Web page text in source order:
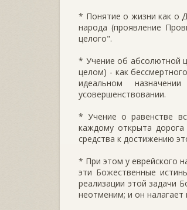
* Понятие о жизни как о
народа (проявление
целого".
* Учение об абсолютной
целом) - как
идеальном
усовершенствовании.
* Учение о равенстве
каждому открыта
средства к достижению
* При этом у еврейского
эти Божественные
реализации этой задачи
неотменим; и он налагает